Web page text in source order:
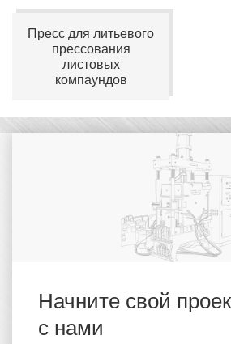
Пресс для литьевого
прессования
листовых
компаундов
Начните свой
с нами